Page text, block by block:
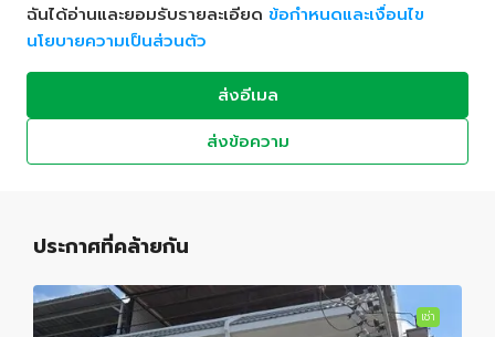
ฉันได้อ่านและยอมรับรายละเอียด ข้อกำหนดและเงื่อนไข
นโยบายความเป็นส่วนตัว
ส่งอีเมล
ส่งข้อความ
ประกาศที่คล้ายกัน
เช่า